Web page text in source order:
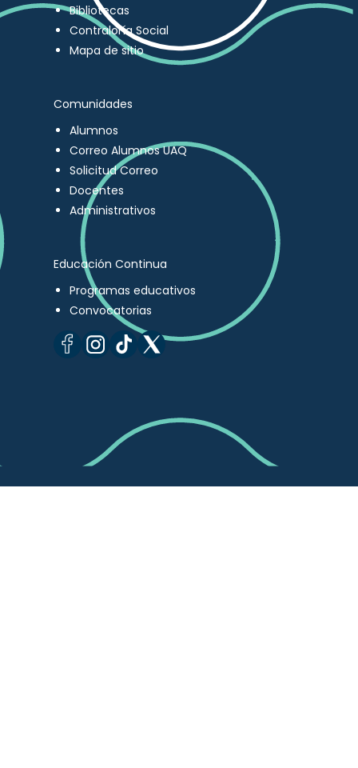
Bibliotecas
Contraloría Social
Mapa de sitio
Comunidades
Alumnos
Correo Alumnos UAQ
Solicitud Correo
Docentes
Administrativos
Educación Continua
Programas educativos
Convocatorias